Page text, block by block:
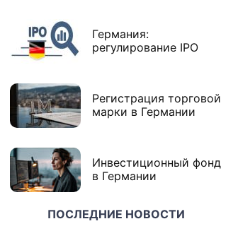
Германия:
регулирование IPO
Регистрация торговой
марки в Германии
Инвестиционный фонд
в Германии
ПОСЛЕДНИЕ НОВОСТИ